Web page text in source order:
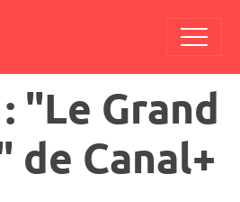
"Le Grand
de Canal+